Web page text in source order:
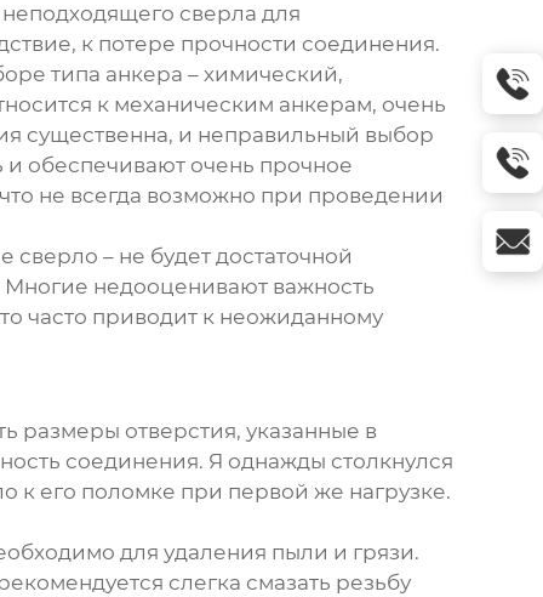
сверла для
к потере прочности соединения.
типа анкера – химический,
к механическим анкерам, очень
существенна, и неправильный выбор
обеспечивают очень прочное
не всегда возможно при проведении
– не будет достаточной
недооценивают важность
часто приводит к неожиданному
размеры отверстия, указанные в
соединения. Я однажды столкнулся
к его поломке при первой же нагрузке.
для удаления пыли и грязи.
слегка смазать резьбу